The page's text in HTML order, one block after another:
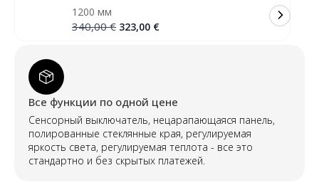
galiniu
(foniniu)
apšvietimu
1200 мм
340,00€ Первоначальная
323,00 €Текущая
Все функции по одной цене
Сенсорный выключатель, нецарапающаяся панель,
полированные стеклянные края, регулируемая
яркость света, регулируемая теплота - все это
стандартно и без скрытых платежей.